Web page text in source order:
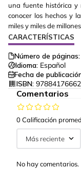
una fuente histórica y
conocer los hechos y
miles y miles de
CARACTERÍSTICAS
Número de páginas:
Idioma: Español
Fecha de
ISBN:
Comentarios
0 Calificación
Más reciente
No hay comentarios.